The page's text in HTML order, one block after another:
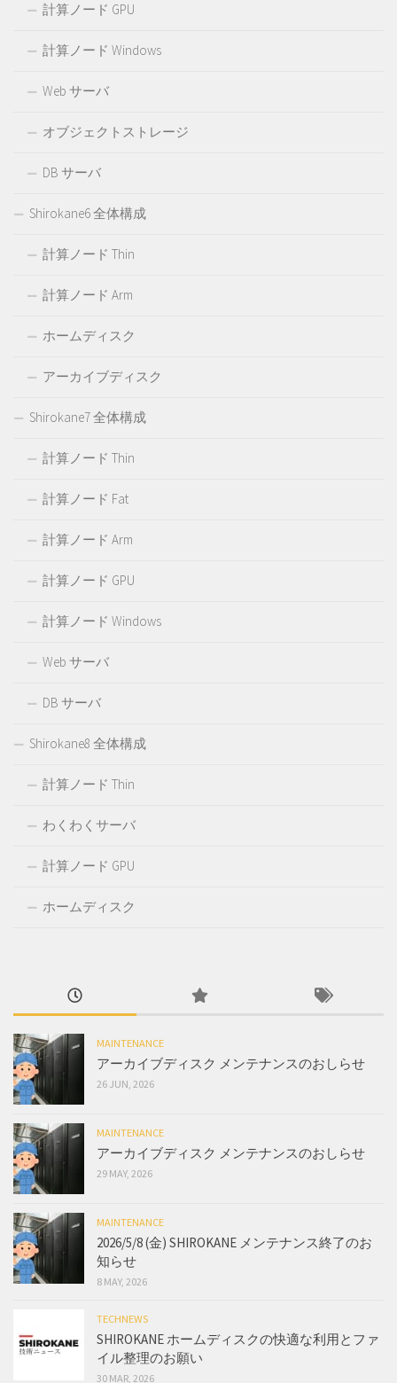
計算ノード GPU
計算ノード Windows
Web サーバ
オブジェクトストレージ
DB サーバ
Shirokane6 全体構成
計算ノード Thin
計算ノード Arm
ホームディスク
アーカイブディスク
Shirokane7 全体構成
計算ノード Thin
計算ノード Fat
計算ノード Arm
計算ノード GPU
計算ノード Windows
Web サーバ
DB サーバ
Shirokane8 全体構成
計算ノード Thin
わくわくサーバ
計算ノード GPU
ホームディスク
MAINTENANCE
アーカイブディスク メンテナンスのおしらせ
26 JUN, 2026
MAINTENANCE
アーカイブディスク メンテナンスのおしらせ
29 MAY, 2026
MAINTENANCE
2026/5/8 (金) SHIROKANE メンテナンス終了のお
知らせ
8 MAY, 2026
TECHNEWS
SHIROKANE ホームディスクの快適な利用とファ
イル整理のお願い
30 MAR, 2026